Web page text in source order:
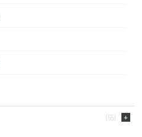
(55)